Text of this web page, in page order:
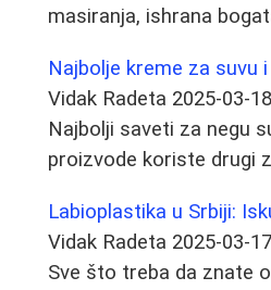
masiranja, ishrana
Najbolje kreme za suvu
Vidak Radeta 2025-03-18
Najbolji saveti za negu
proizvode koriste drugi
Labioplastika u Srbiji:
Vidak Radeta 2025-03-17
Sve što treba da znate